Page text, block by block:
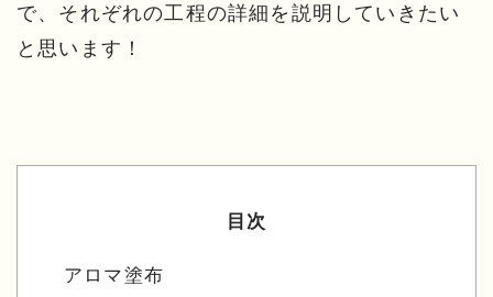
で、それぞれの工程の詳細を説明していきたい
と思います！
目次
アロマ塗布